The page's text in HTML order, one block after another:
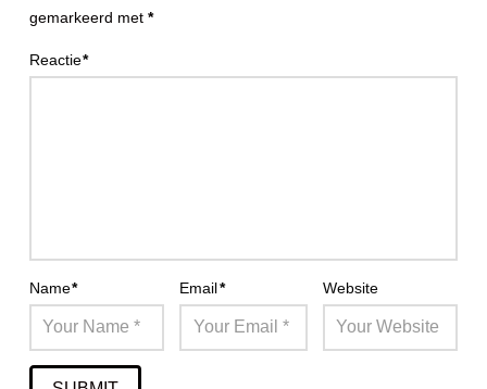
gemarkeerd met *
Reactie*
Name* Email* Website